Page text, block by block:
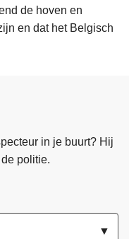
de hoven en
en dat het Belgisch
in je buurt? Hij
politie.
▼